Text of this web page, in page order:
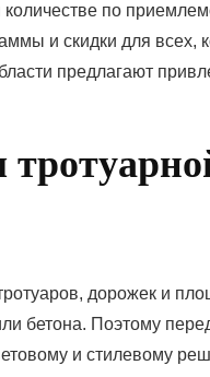
по
и скидки для всех,
предлагают
дорожек и
бетона. Поэтому
и стилевому